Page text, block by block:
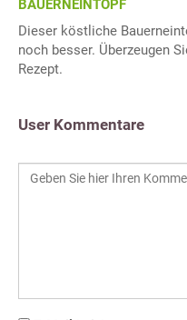
BAUERNEINTOPF
Dieser köstliche
noch besser. Überzeugen
Rezept.
User Kommentare